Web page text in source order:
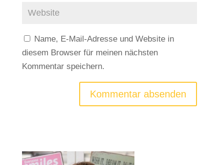
Name, E-Mail-Adresse und Website in
diesem Browser für meinen nächsten
Kommentar speichern.